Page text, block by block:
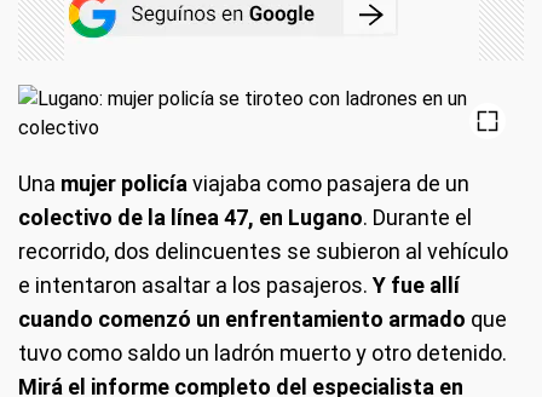
Una mujer policía viajaba como pasajera de un
colectivo de la línea 47, en Lugano. Durante el
recorrido, dos delincuentes se subieron al vehículo
e intentaron asaltar a los pasajeros. Y fue allí
cuando comenzó un enfrentamiento armado que
tuvo como saldo un ladrón muerto y otro detenido.
Mirá el informe completo del especialista en